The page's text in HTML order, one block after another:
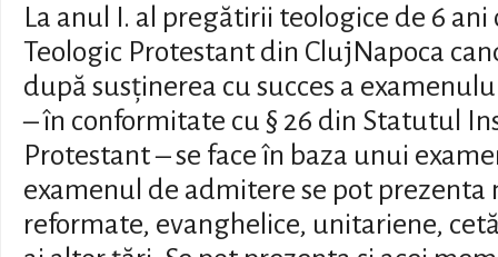
La anul I. al pregătirii teologice de 6
Teologic Protestant din ClujNapoca
după susţinerea cu succes a
– în conformitate cu § 26 din Statutul
Protestant – se face în baza unui
examenul de admitere se pot
reformate, evanghelice, unitariene,